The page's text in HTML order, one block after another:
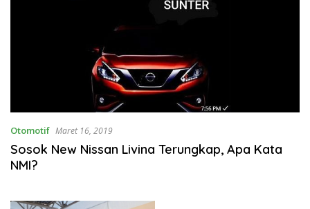
Otomotif Maret 16, 2019
Sosok New Nissan Livina Terungkap, Apa Kata
NMI?